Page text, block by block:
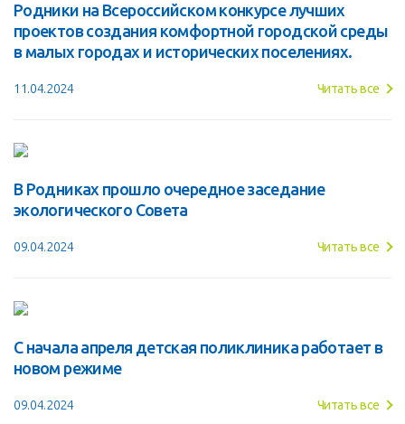
Родники на Всероссийском конкурсе лучших
проектов создания комфортной городской среды
в малых городах и исторических поселениях.
11.04.2024 Читать все
В Родниках прошло очередное заседание
экологического Совета
09.04.2024 Читать все
С начала апреля детская поликлиника работает в
новом режиме
09.04.2024 Читать все